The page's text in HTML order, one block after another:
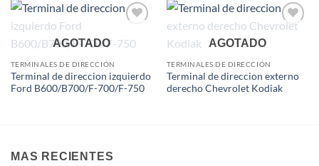
wishlist
AGOTADO
TERMINALES DE DIRECCIÓN
Terminal de direccion izquierdo
Ford B600/B700/F-700/F-750
AGOTADO
TERMINALES DE DIRECCIÓN
Terminal de direccion externo
derecho Chevrolet Kodiak
MAS RECIENTES